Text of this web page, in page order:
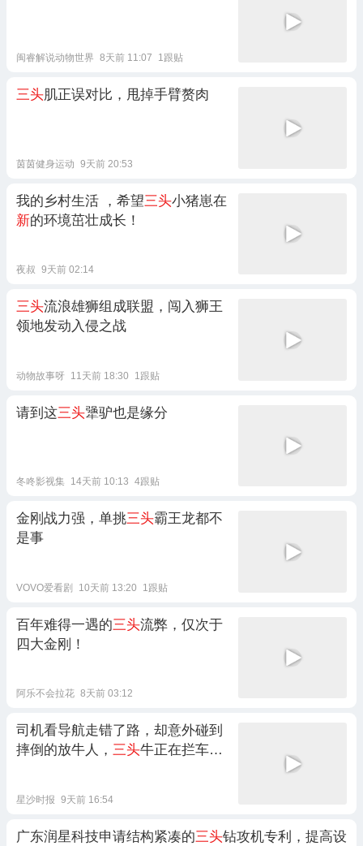
闽睿解说动物世界 8天前 11:07 1跟贴
三头肌正误对比，甩掉手臂赘肉
茵茵健身运动 9天前 20:53
我的乡村生活 ，希望三头小猪崽在
新的环境茁壮成长！
夜叔 9天前 02:14
三头流浪雄狮组成联盟，闯入狮王
领地发动入侵之战
动物故事呀 11天前 18:30 1跟贴
请到这三头犟驴也是缘分
冬咚影视集 14天前 10:13 4跟贴
金刚战力强，单挑三头霸王龙都不
是事
VOVO爱看剧 10天前 13:20 1跟贴
百年难得一遇的三头流弊，仅次于
四大金刚！
阿乐不会拉花 8天前 03:12
司机看导航走错了路，却意外碰到
摔倒的放牛人， 三头牛正在拦车求
星沙时报 9天前 16:54
广东润星科技申请结构紧凑的三头钻攻机专利，提高设